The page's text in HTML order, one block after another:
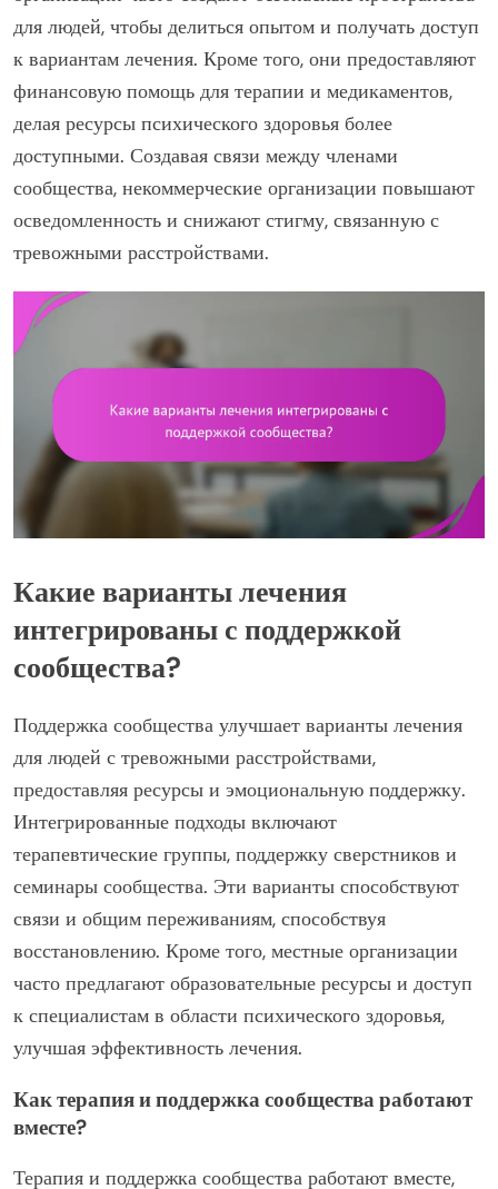
для людей, чтобы делиться опытом и получать доступ
к вариантам лечения. Кроме того, они предоставляют
финансовую помощь для терапии и медикаментов,
делая ресурсы психического здоровья более
доступными. Создавая связи между членами
сообщества, некоммерческие организации повышают
осведомленность и снижают стигму, связанную с
тревожными расстройствами.
Какие варианты лечения
интегрированы с поддержкой
сообщества?
Поддержка сообщества улучшает варианты лечения
для людей с тревожными расстройствами,
предоставляя ресурсы и эмоциональную поддержку.
Интегрированные подходы включают
терапевтические группы, поддержку сверстников и
семинары сообщества. Эти варианты способствуют
связи и общим переживаниям, способствуя
восстановлению. Кроме того, местные организации
часто предлагают образовательные ресурсы и доступ
к специалистам в области психического здоровья,
улучшая эффективность лечения.
Как терапия и поддержка сообщества работают
вместе?
Терапия и поддержка сообщества работают вместе,